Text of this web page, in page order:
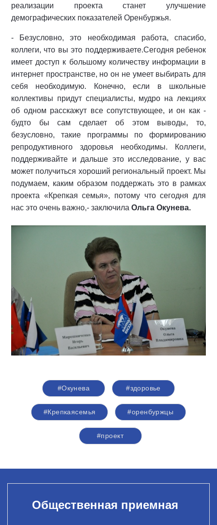
реализации проекта станет улучшение
демографических показателей Оренбуржья.
- Безусловно, это необходимая работа, спасибо,
коллеги, что вы это поддерживаете.Сегодня ребенок
имеет доступ к большому количеству информации в
интернет пространстве, но он не умеет выбирать для
себя необходимую. Конечно, если в школьные
коллективы придут специалисты, мудро на лекциях
об одном расскажут все сопутствующее, и он как -
будто бы сам сделает об этом выводы, то,
безусловно, такие программы по формированию
репродуктивного здоровья необходимы. Коллеги,
поддерживайте и дальше это исследование, у вас
может получиться хороший региональный проект. Мы
подумаем, каким образом поддержать это в рамках
проекта «Крепкая семья», потому что сегодня для
нас это очень важно,- заключила Ольга Окунева.
#Окунева #здоровье
#Крепкаясемья #оренбуржцы
#проект
Общественная приемная